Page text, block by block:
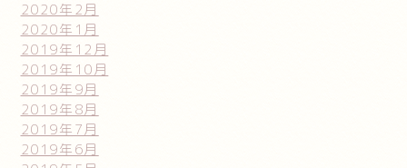
2020年2月
2020年1月
2019年12月
2019年10月
2019年9月
2019年8月
2019年7月
2019年6月